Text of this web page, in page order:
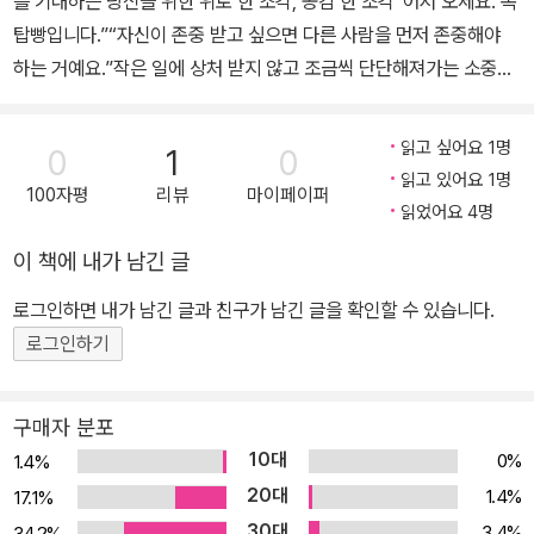
탑빵입니다.”“자신이 존중 받고 싶으면 다른 사람을 먼저 존중해야
하는 거예요.”작은 일에 상처 받지 않고 조금씩 단단해져가는 소중한
영, 은혜, 혜수 세 친구의 이야기로 수많은 독자들을 사로잡은 다음웹
툰 화제작 「옥탑빵」의 마지막 이야기가 출간되었다. 힘든 회사생활을
그만두고 자그마한 빵집에서 정성껏 손님을 맞이하며 조금씩 자신감
혜, 상처 받으면서도 지지 않으려 애쓰던 일과 육아 사이에서 소소한
행복을 찾게 된 혜수까지, 서툰 서른 살의 고군분투 속에서 성장하고
단단해져가는 이야기가 펼쳐진다.“뭔가를 그만두고 포기하는 것도
큰 용기가 필요한 거니까그걸 실패라고 생각 안 했으면 좋겠어.”지치
게서 함께 일하자는 제의를 받은 혜수는 좋은 제안에도 불구하고 망
설인다. 생활에 치이고 지쳐서 남편과 매일 싸우고, 막말하는 상사 밑
에서 갖은 소리 들으면서도, 끝까지 버티는 게 이기는 거고 그만두면
0
100자평
1
리뷰
0
마이페이퍼
읽고 싶어요 1명
읽고 있어요 1명
읽었어요 4명
이 책에 내가 남긴 글
로그인하면 내가 남긴 글과 친구가 남긴 글을 확인할 수 있습니다.
로그인하기
구매자 분포
1.4% 10대
0%
17.1%
20대
1.4%